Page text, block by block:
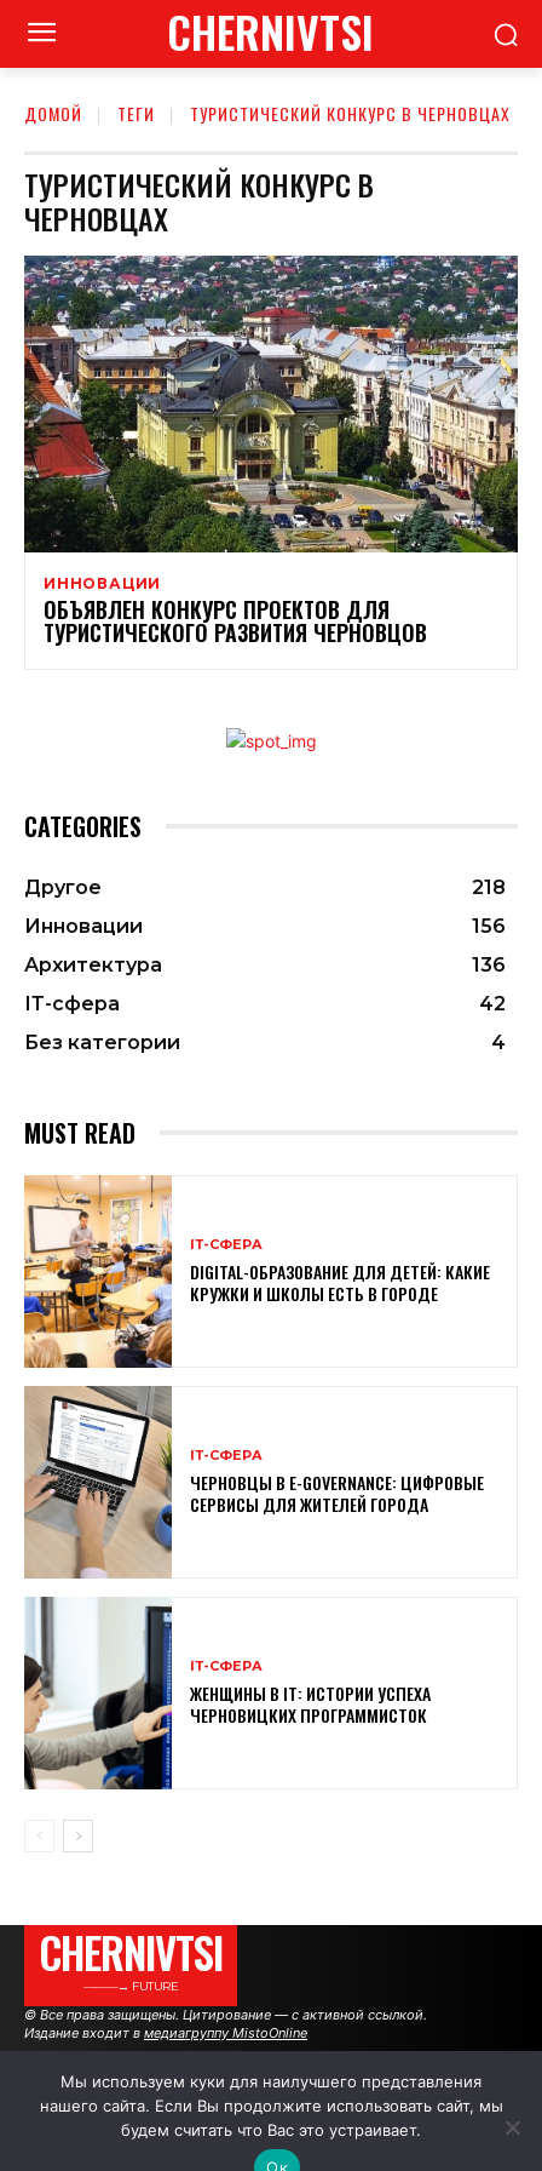
CHERNIVTSI
ДОМОЙ ТЕГИ ТУРИСТИЧЕСКИЙ КОНКУРС В ЧЕРНОВЦАХ
ТУРИСТИЧЕСКИЙ КОНКУРС В
ЧЕРНОВЦАХ
ИННОВАЦИИ
ОБЪЯВЛЕН КОНКУРС ПРОЕКТОВ ДЛЯ
ТУРИСТИЧЕСКОГО РАЗВИТИЯ ЧЕРНОВЦОВ
CATEGORIES
Другое
218
Инновации
156
Архитектура
136
ІТ-сфера
42
Без категории
4
MUST READ
ІТ-СФЕРА
DIGITAL-ОБРАЗОВАНИЕ ДЛЯ ДЕТЕЙ: КАКИЕ
КРУЖКИ И ШКОЛЫ ЕСТЬ В ГОРОДЕ
ІТ-СФЕРА
ЧЕРНОВЦЫ В E-GOVERNANCE: ЦИФРОВЫЕ
СЕРВИСЫ ДЛЯ ЖИТЕЛЕЙ ГОРОДА
ІТ-СФЕРА
ЖЕНЩИНЫ В ІТ: ИСТОРИИ УСПЕХА
ЧЕРНОВИЦКИХ ПРОГРАММИСТОК
CHERNIVTSI
———→ FUTURE
© Все права защищены. Цитирование — с активной ссылкой.
Издание входит в медиагруппу MistoOnline
АВТОРЫ РЕКЛАМА НА САЙТЕ
Мы используем куки для наилучшего представления
нашего сайта. Если Вы продолжите использовать сайт, мы
будем считать что Вас это устраивает.
Ок